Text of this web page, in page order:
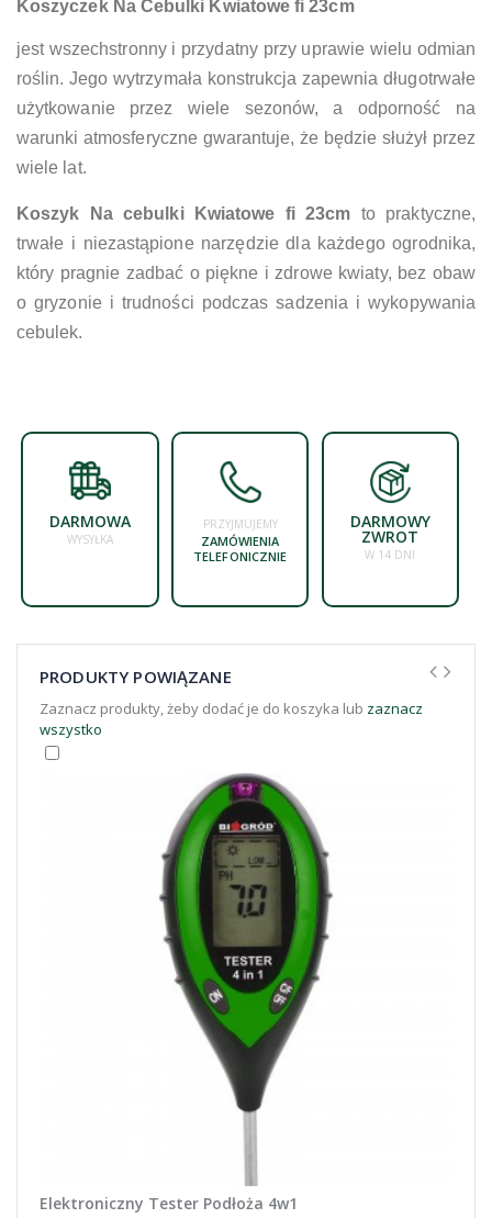
Koszyczek Na Cebulki Kwiatowe fi 23cm
jest wszechstronny i przydatny przy uprawie wielu odmian
roślin. Jego wytrzymała konstrukcja zapewnia długotrwałe
użytkowanie przez wiele sezonów, a odporność na
warunki atmosferyczne gwarantuje, że będzie służył przez
wiele lat.
Koszyk Na cebulki Kwiatowe fi 23cm to praktyczne,
trwałe i niezastąpione narzędzie dla każdego ogrodnika,
który pragnie zadbać o piękne i zdrowe kwiaty, bez obaw
o gryzonie i trudności podczas sadzenia i wykopywania
cebulek.
DARMOWA
WYSYŁKA
PRZYJMUJEMY
ZAMÓWIENIA
TELEFONICZNIE
DARMOWY
ZWROT
W 14 DNI
PRODUKTY POWIĄZANE
Zaznacz produkty, żeby dodać je do koszyka lub zaznacz
wszystko
Elektroniczny Tester Podłoża 4w1